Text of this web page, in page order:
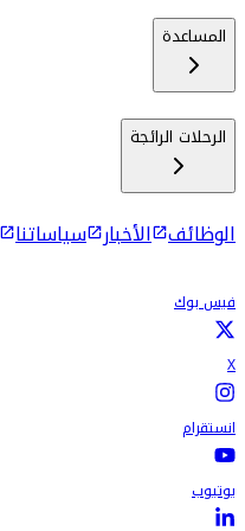
المساعدة
الرحلات الرائجة
الوظائف الأخبار سياساتنا
فيس بوك
X
انستقرام
يوتيوب